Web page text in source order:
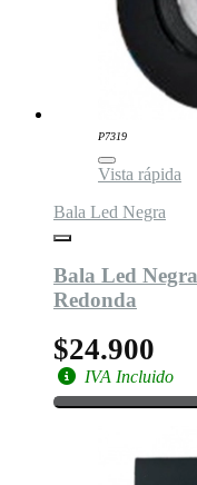
P7319
Vista rápida
Bala Led Negra
Bala Led
Redonda
$24.900
IVA Incluido